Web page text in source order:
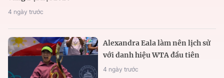
4 ngày trước
Alexandra Eala làm nên lịch sử
với danh hiệu WTA đầu tiên
4 ngày trước